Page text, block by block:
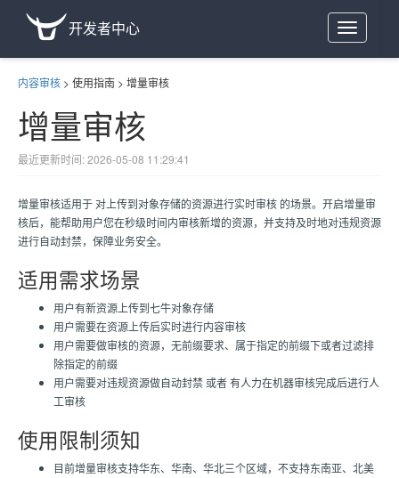
Toggle
navigation
开发者中心
内容审核 > 使用指南 > 增量审核
增量审核
最近更新时间: 2026-05-08 11:29:41
增量审核适用于 对上传到对象存储的资源进行实时审核 的场景。开启增量审
核后，能帮助用户您在秒级时间内审核新增的资源，并支持及时地对违规资源
进行自动封禁，保障业务安全。
适用需求场景
用户有新资源上传到七牛对象存储
用户需要在资源上传后实时进行内容审核
用户需要做审核的资源，无前缀要求、属于指定的前缀下或者过滤排
除指定的前缀
用户需要对违规资源做自动封禁 或者 有人力在机器审核完成后进行人
工审核
使用限制须知
目前增量审核支持华东、华南、华北三个区域，不支持东南亚、北美